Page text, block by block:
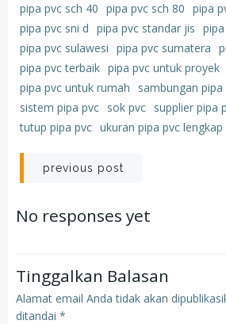
pipa pvc sch 40 pipa pvc sch 80 pipa
pipa pvc sni d pipa pvc standar jis
pipa pvc sulawesi pipa pvc sumatera
pipa pvc terbaik pipa pvc untuk proyek
pipa pvc untuk rumah
sambungan pipa
sistem pipa pvc sok pvc supplier pipa
tutup pipa pvc ukuran pipa pvc lengkap
Post
navigation
previous post
No responses yet
Tinggalkan Balasan
Alamat email Anda tidak akan
ditandai *